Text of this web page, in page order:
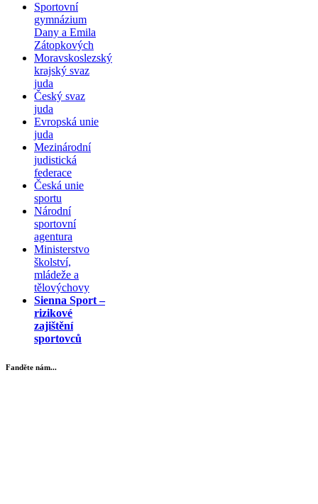
Sportovní
gymnázium
Dany a Emila
Zátopkových
Moravskoslezský
krajský svaz
juda
Český svaz
juda
Evropská unie
juda
Mezinárodní
judistická
federace
Česká unie
sportu
Národní
sportovní
agentura
Ministerstvo
školství,
mládeže a
tělovýchovy
Sienna Sport –
rizikové
zajištění
sportovců
Fanděte nám...